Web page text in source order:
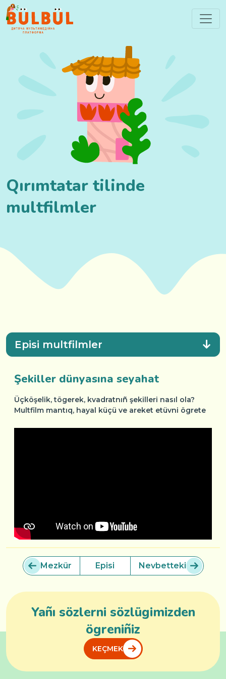
Qırımtatar tilinde
multfilmler
Episi multfilmler
Şekiller dünyasına seyahat
Üçköşelik, tögerek, kvadratnıñ şekilleri nasıl ola?
Multfilm mantıq, hayal küçü ve areket etüvni ögrete
Mezkür Episi Nevbetteki
Yañı sözlerni sözlügimizden
ögreniñiz
KEÇMEK